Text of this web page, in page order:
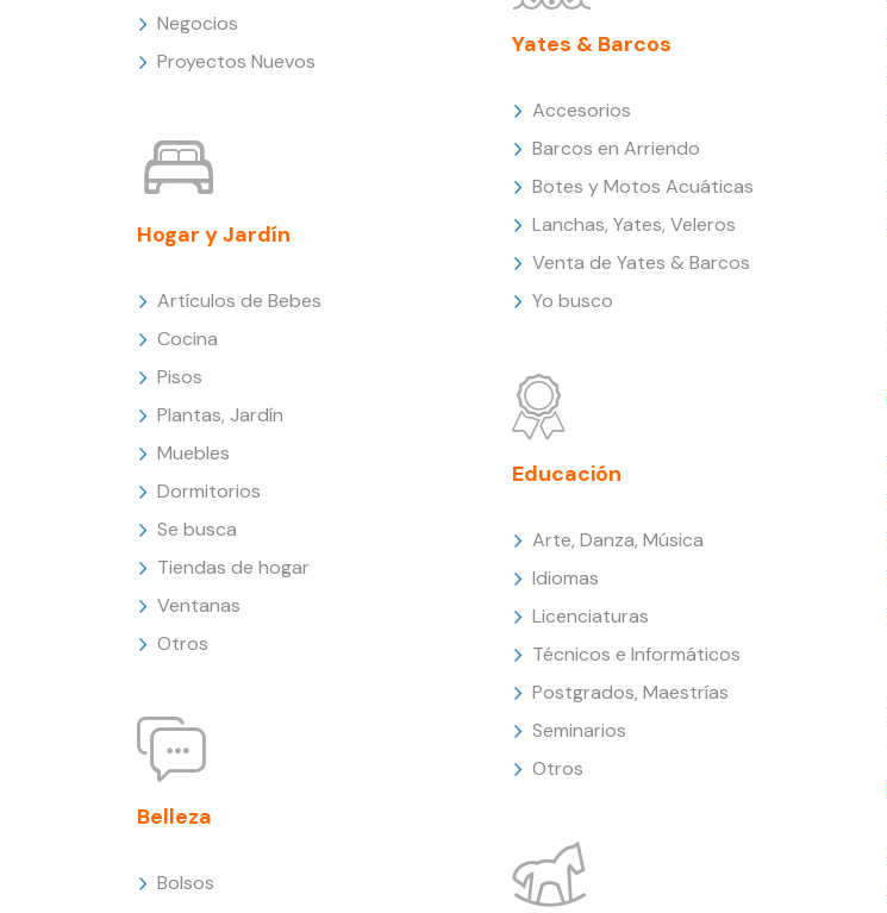
Negocios
Proyectos Nuevos
Hogar y Jardín
Artículos de Bebes
Cocina
Pisos
Plantas, Jardín
Muebles
Dormitorios
Se busca
Tiendas de hogar
Ventanas
Otros
Belleza
Bolsos
Yates & Barcos
Accesorios
Barcos en Arriendo
Botes y Motos Acuáticas
Lanchas, Yates, Veleros
Venta de Yates & Barcos
Yo busco
Educación
Arte, Danza, Música
Idiomas
Licenciaturas
Técnicos e Informáticos
Postgrados, Maestrías
Seminarios
Otros